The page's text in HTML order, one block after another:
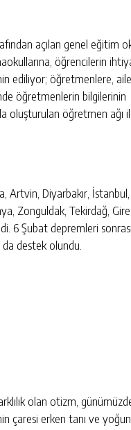
açılan genel eğitim
öğrencilerin
ediliyor; öğretmenlere,
öğretmenlerin bilgilerinin
oluşturulan öğretmen ağı
Diyarbakır, İstanbul,
Zonguldak, Tekirdağ,
6 Şubat depremleri
destek olundu.
olan otizm,
çaresi erken tanı ve